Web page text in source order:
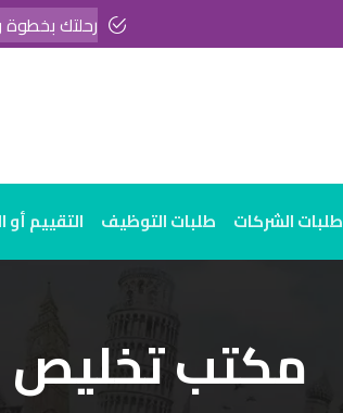
رحلتك
طلبات الشركات طلبات التوظيف التقييم
مكتب تخليص